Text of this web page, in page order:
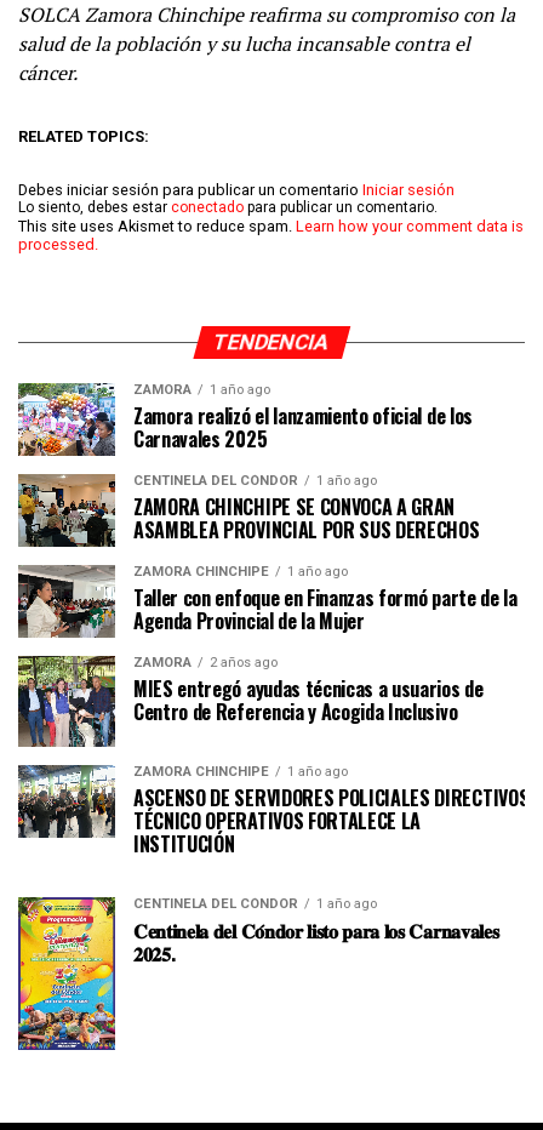
SOLCA Zamora Chinchipe reafirma su compromiso con la
salud de la población y su lucha incansable contra el
cáncer.
RELATED TOPICS:
Debes iniciar sesión para publicar un comentario Iniciar sesión
Lo siento, debes estar conectado para publicar un comentario.
This site uses Akismet to reduce spam. Learn how your comment data is
processed.
TENDENCIA
ZAMORA 1 año ago
Zamora realizó el lanzamiento oficial de los
Carnavales 2025
CENTINELA DEL CÓNDOR 1 año ago
ZAMORA CHINCHIPE SE CONVOCA A GRAN
ASAMBLEA PROVINCIAL POR SUS DERECHOS
ZAMORA CHINCHIPE 1 año ago
Taller con enfoque en Finanzas formó parte de la
Agenda Provincial de la Mujer
ZAMORA 2 años ago
MIES entregó ayudas técnicas a usuarios de
Centro de Referencia y Acogida Inclusivo
ZAMORA CHINCHIPE 1 año ago
ASCENSO DE SERVIDORES POLICIALES DIRECTIVOS Y
TÉCNICO OPERATIVOS FORTALECE LA
CENTINELA DEL CÓNDOR 1 año ago
𝐂𝐞𝐧𝐭𝐢𝐧𝐞𝐥𝐚 𝐝𝐞𝐥 𝐂𝐨́𝐧𝐝𝐨𝐫 𝐥𝐢𝐬𝐭𝐨 𝐩𝐚𝐫𝐚 𝐥𝐨𝐬 𝐂𝐚𝐫𝐧𝐚𝐯𝐚𝐥𝐞𝐬
𝟐𝟎𝟐𝟓.